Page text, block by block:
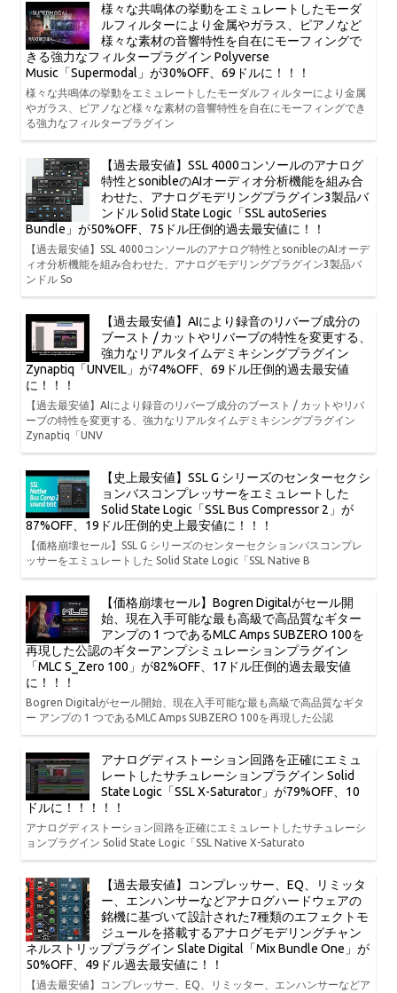
様々な共鳴体の挙動をエミュレートしたモーダ
ルフィルターにより金属やガラス、ピアノなど
様々な素材の音響特性を自在にモーフィングで
きる強力なフィルタープラグイン Polyverse
Music「Supermodal」が30%OFF、69ドルに！！！
様々な共鳴体の挙動をエミュレートしたモーダルフィルターにより金属
やガラス、ピアノなど様々な素材の音響特性を自在にモーフィングでき
る強力なフィルタープラグイン
【過去最安値】SSL 4000コンソールのアナログ
特性とsonibleのAIオーディオ分析機能を組み合
わせた、アナログモデリングプラグイン3製品バ
ンドル Solid State Logic「SSL autoSeries
Bundle」が50%OFF、75ドル圧倒的過去最安値に！！
【過去最安値】SSL 4000コンソールのアナログ特性とsonibleのAIオーデ
ィオ分析機能を組み合わせた、アナログモデリングプラグイン3製品バ
ンドル So
【過去最安値】AIにより録音のリバーブ成分の
ブースト / カットやリバーブの特性を変更する、
強力なリアルタイムデミキシングプラグイン
Zynaptiq「UNVEIL」が74%OFF、69ドル圧倒的過去最安値
に！！！
【過去最安値】AIにより録音のリバーブ成分のブースト / カットやリバ
ーブの特性を変更する、強力なリアルタイムデミキシングプラグイン
Zynaptiq「UNV
【史上最安値】SSL G シリーズのセンターセクシ
ョンバスコンプレッサーをエミュレートした
Solid State Logic「SSL Bus Compressor 2」が
87%OFF、19ドル圧倒的史上最安値に！！！
【価格崩壊セール】SSL G シリーズのセンターセクションバスコンプレ
ッサーをエミュレートした Solid State Logic「SSL Native B
【価格崩壊セール】Bogren Digitalがセール開
始、現在入手可能な最も高級で高品質なギター
アンプの 1 つであるMLC Amps SUBZERO 100を
再現した公認のギターアンプシミュレーションプラグイン
「MLC S_Zero 100」が82%OFF、17ドル圧倒的過去最安値
に！！！
Bogren Digitalがセール開始、現在入手可能な最も高級で高品質なギタ
ー アンプの 1 つであるMLC Amps SUBZERO 100を再現した公認
アナログディストーション回路を正確にエミュ
レートしたサチュレーションプラグイン Solid
State Logic「SSL X-Saturator」が79%OFF、10
ドルに！！！！！
アナログディストーション回路を正確にエミュレートしたサチュレーシ
ョンプラグイン Solid State Logic「SSL Native X-Saturato
【過去最安値】コンプレッサー、EQ、リミッタ
ー、エンハンサーなどアナログハードウェアの
銘機に基づいて設計された7種類のエフェクトモ
ジュールを搭載するアナログモデリングチャン
ネルストリッププラグイン Slate Digital「Mix Bundle One」が
50%OFF、49ドル過去最安値に！！
【過去最安値】コンプレッサー、EQ、リミッター、エンハンサーなどア